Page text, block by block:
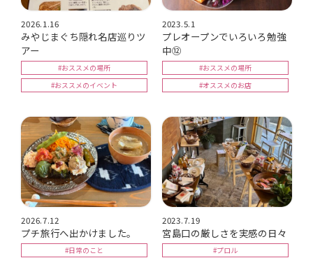
2026.1.16
みやじまぐち隠れ名店巡りツ
アー
#おススメの場所
#おススメのイベント
2023.5.1
プレオープンでいろいろ勉強
中⑫
#おススメの場所
#オススメのお店
2026.7.12
プチ旅行へ出かけました。
#日常のこと
2023.7.19
宮島口の厳しさを実感の日々
#プロル